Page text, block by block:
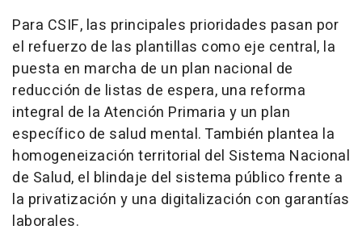
Para CSIF, las principales prioridades pasan por
el refuerzo de las plantillas como eje central, la
puesta en marcha de un plan nacional de
reducción de listas de espera, una reforma
integral de la Atención Primaria y un plan
específico de salud mental. También plantea la
homogeneización territorial del Sistema Nacional
de Salud, el blindaje del sistema público frente a
la privatización y una digitalización con garantías
laborales.